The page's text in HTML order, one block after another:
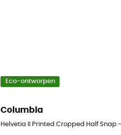
Eco-ontworpen
Columbia
Helvetia II Printed Cropped Half Snap